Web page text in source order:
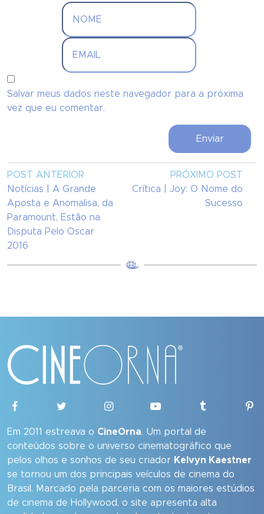
Salvar meus dados neste navegador para a próxima
vez que eu comentar.
POST ANTERIOR
Notícias | A Grande
Aposta e Anomalisa, da
Paramount, Estão na
Disputa Pelo Oscar
2016
PRÓXIMO POST
Crítica | Joy: O Nome do
Sucesso
Em 2011 estreava o CineOrna. Um portal de
conteúdos sobre o universo cinematográfico que
pelos olhos e sonhos de seu criador Kelvyn Kaestner
se tornou um dos principais veículos de cinema do
Brasil. Marcado pela parceria com os maiores estúdios
de cinema de Hollywood, o site apresenta alta